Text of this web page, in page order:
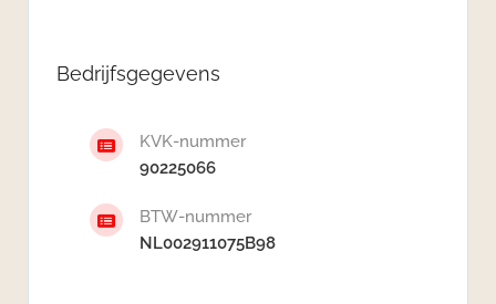
Bedrijfsgegevens
KVK-nummer
90225066
BTW-nummer
NL002911075B98